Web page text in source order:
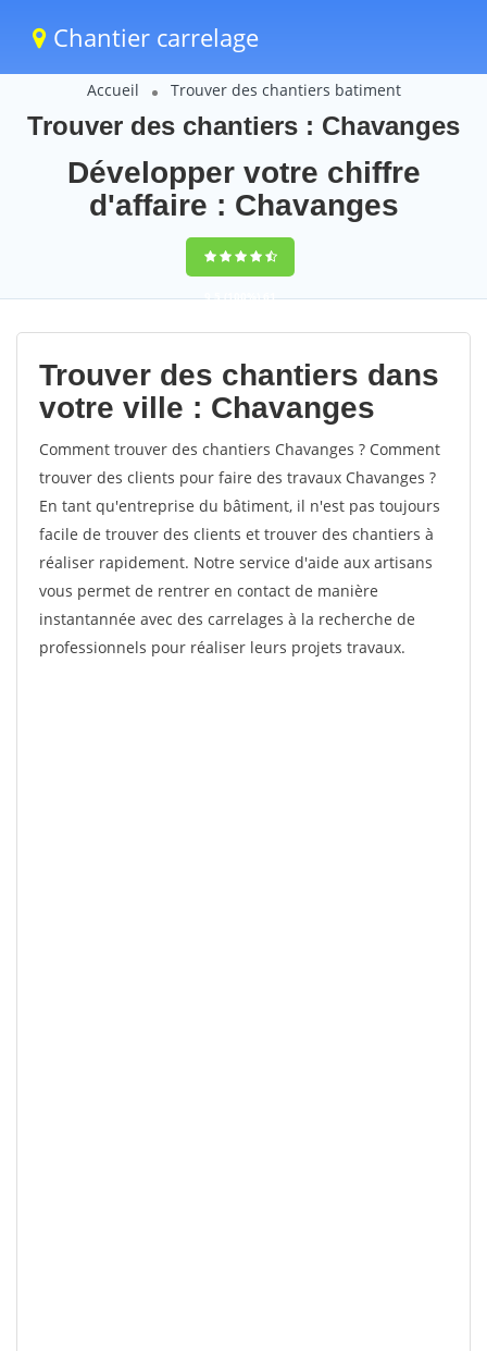
Chantier carrelage
Accueil Trouver des chantiers batiment
Trouver des chantiers : Chavanges
Développer votre chiffre
d'affaire : Chavanges
9,5(100%)61
votes
Trouver des chantiers dans
votre ville : Chavanges
Comment trouver des chantiers Chavanges ? Comment
trouver des clients pour faire des travaux Chavanges ?
En tant qu'entreprise du bâtiment, il n'est pas toujours
facile de trouver des clients et trouver des chantiers à
réaliser rapidement. Notre service d'aide aux artisans
vous permet de rentrer en contact de manière
instantannée avec des carrelages à la recherche de
professionnels pour réaliser leurs projets travaux.